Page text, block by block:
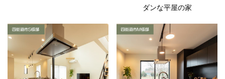
ダンな平屋の家